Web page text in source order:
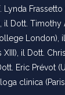
Lynda
il Dott.
London),
il Dott.
Eric Prévot
clinica (Paris